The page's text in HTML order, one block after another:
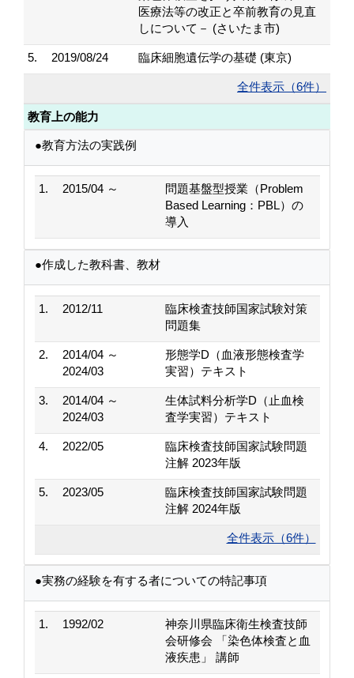
医療法等の改正と卒前教育の見直
しについて－ (さいたま市)
5. 2019/08/24 臨床細胞遺伝学の基礎 (東京)
全件表示（6件）
教育上の能力
●教育方法の実践例
1. 2015/04 ～
問題基盤型授業（Problem
Based Learning：PBL）の
導入
●作成した教科書、教材
1. 2012/11
臨床検査技師国家試験対策
問題集
2.
2014/04 ～
2024/03
形態学D（血液形態検査学
実習）テキスト
3.
2014/04 ～
2024/03
生体試料分析学D（止血検
査学実習）テキスト
4. 2022/05
臨床検査技師国家試験問題
注解 2023年版
5. 2023/05
臨床検査技師国家試験問題
注解 2024年版
全件表示（6件）
●実務の経験を有する者についての特記事項
1. 1992/02
神奈川県臨床衛生検査技師
会研修会 「染色体検査と血
液疾患」 講師